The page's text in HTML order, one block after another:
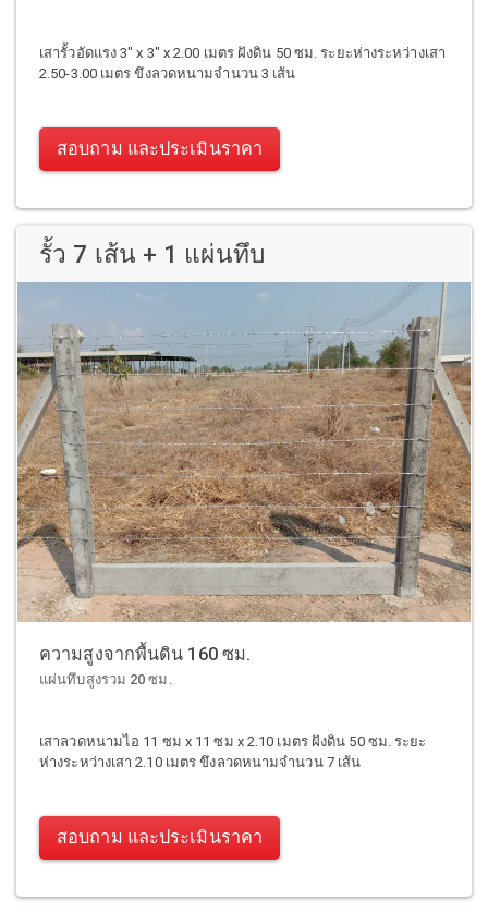
เสารั้วอัดแรง 3" x 3" x 2.00 เมตร ฝังดิน 50 ซม. ระยะห่างระหว่างเสา
2.50-3.00 เมตร ขึงลวดหนามจำนวน 3 เส้น
สอบถาม และประเมินราคา
รั้ว 7 เส้น + 1 แผ่นทึบ
ความสูงจากพื้นดิน 160 ซม.
แผ่นทึบสูงรวม 20 ซม.
เสาลวดหนามไอ 11 ซม x 11 ซม x 2.10 เมตร ฝังดิน 50 ซม. ระยะ
ห่างระหว่างเสา 2.10 เมตร ขึงลวดหนามจำนวน 7 เส้น
สอบถาม และประเมินราคา